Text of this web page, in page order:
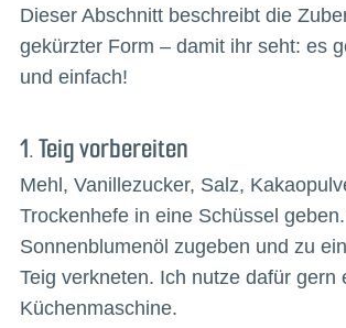
Dieser Abschnitt beschreibt die
gekürzter Form – damit ihr seht: es
und einfach!
1. Teig vorbereiten
Mehl, Vanillezucker, Salz,
Trockenhefe in eine Schüssel
Sonnenblumenöl zugeben und zu
Teig verkneten. Ich nutze dafür gern
Küchenmaschine.